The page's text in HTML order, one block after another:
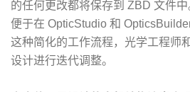
的任何更改都将保存到 ZBD 文件
便于在 OpticStudio 和
这种简化的工作流程，光学工程师
设计进行迭代调整。